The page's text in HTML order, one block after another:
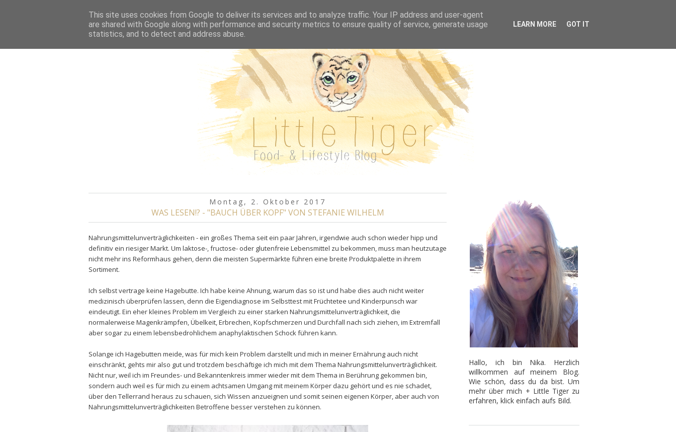
Montag, 2. Oktober 2017
WAS LESEN!? - "BAUCH ÜBER KOPF" VON STEFANIE WILHELM
Nahrungsmittelunverträglichkeiten - ein großes Thema seit ein paar Jahren, irgendwie auch schon wieder hipp und
definitiv ein riesiger Markt. Um laktose-, fructose- oder glutenfreie Lebensmittel zu bekommen, muss man heutzutage
nicht mehr ins Reformhaus gehen, denn die meisten Supermärkte führen eine breite Produktpalette in ihrem
Sortiment.
Ich selbst vertrage keine Hagebutte. Ich habe keine Ahnung, warum das so ist und habe dies auch nicht weiter
medizinisch überprüfen lassen, denn die Eigendiagnose im Selbsttest mit Früchtetee und Kinderpunsch war
eindeutigt. Ein eher kleines Problem im Vergleich zu einer starken Nahrungsmittelunverträglichkeit, die
normalerweise Magenkrämpfen, Übelkeit, Erbrechen, Kopfschmerzen und Durchfall nach sich ziehen, im Extremfall
aber sogar zu einem lebensbedrohlichem anaphylaktischen Schock führen kann.
Solange ich Hagebutten meide, was für mich kein Problem darstellt und mich in meiner Ernährung auch nicht
einschränkt, gehts mir also gut und trotzdem beschäftige ich mich mit dem Thema Nahrungsmittelunverträglichkeit.
Nicht nur, weil ich im Freundes- und Bekanntenkreis immer wieder mit dem Thema in Berührung gekommen bin,
sondern auch weil es für mich zu einem achtsamen Umgang mit meinem Körper dazu gehört und es nie schadet,
über den Tellerrand heraus zu schauen, sich Wissen anzueignen und somit seinen eigenen Körper, aber auch von
Nahrungsmittelunverträglichkeiten Betroffene besser verstehen zu können.
Hallo, ich bin Nika. Herzlich
willkommen auf meinem Blog.
Wie schön, dass du da bist. Um
mehr über mich + Little Tiger zu
erfahren, klick einfach aufs Bild.
This site uses cookies from Google to deliver its services and to analyze traffic. Your IP address and user-agent
are shared with Google along with performance and security metrics to ensure quality of service, generate usage
statistics, and to detect and address abuse.
LEARN MORE GOT IT